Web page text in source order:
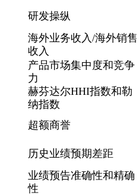
研发操纵
海外业务收入/海外销售
收入
产品市场集中度和竞争
力
赫芬达尔HHI指数和勒
纳指数
超额商誉
历史业绩预期差距
业绩预告准确性和精确
性